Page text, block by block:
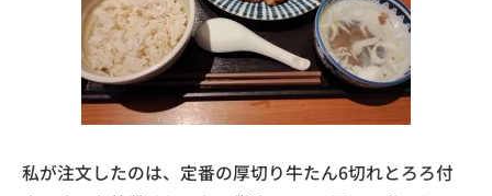
私が注文したのは、定番の厚切り牛たん6切れとろろ付